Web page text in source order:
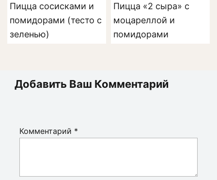
Пицца сосисками и
помидорами (тесто с
зеленью)
Пицца «2 сыра» с
моцареллой и
помидорами
Добавить Ваш Комментарий
Комментарий *